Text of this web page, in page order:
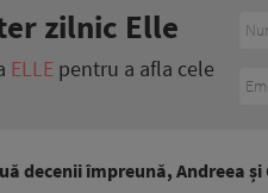
zilnic Elle
ELLE pentru a afla cele
decenii împreună, Andreea